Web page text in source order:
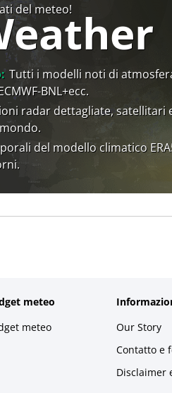
del meteo!
Tutti i modelli noti di
BNL+ecc.
radar dettagliate, satellitari
del modello climatico
meteo
meteo
Our Story
Contatto e
Disclaimer